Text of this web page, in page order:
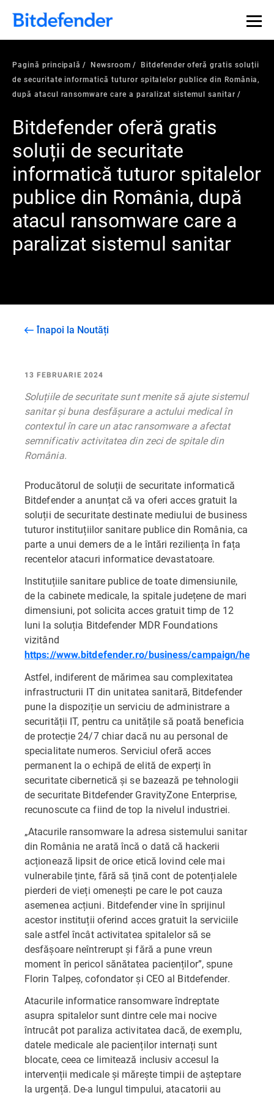
Pagină principală Newsroom
Bitdefender oferă gratis soluții
de securitate informatică tuturor spitalelor publice din România,
după atacul ransomware care a paralizat sistemul sanitar
Bitdefender oferă gratis
soluții de securitate
informatică tuturor spitalelor
publice din România, după
atacul ransomware care a
paralizat sistemul sanitar
Înapoi la Noutăți
13 FEBRUARIE 2024
Soluțiile de securitate sunt menite să ajute sistemul
sanitar și buna desfășurare a actului medical în
contextul în care un atac ransomware a afectat
semnificativ activitatea din zeci de spitale din
România.
Producătorul de soluții de securitate informatică
Bitdefender a anunțat că va oferi acces gratuit la
soluții de securitate destinate mediului de business
tuturor instituțiilor sanitare publice din România, ca
parte a unui demers de a le întări reziliența în fața
recentelor atacuri informatice devastatoare.
Instituțiile sanitare publice de toate dimensiunile,
de la cabinete medicale, la spitale județene de mari
dimensiuni, pot solicita acces gratuit timp de 12
luni la soluția Bitdefender MDR Foundations
vizitând
https://www.bitdefender.ro/business/campaign/
Astfel, indiferent de mărimea sau complexitatea
infrastructurii IT din unitatea sanitară, Bitdefender
pune la dispoziție un serviciu de administrare a
securității IT, pentru ca unitățile să poată beneficia
de protecție 24/7 chiar dacă nu au personal de
specialitate numeros. Serviciul oferă acces
permanent la o echipă de elită de experți în
securitate cibernetică și se bazează pe tehnologii
de securitate Bitdefender GravityZone Enterprise,
recunoscute ca fiind de top la nivelul industriei.
„Atacurile ransomware la adresa sistemului sanitar
din România ne arată încă o dată că hackerii
acționează lipsit de orice etică lovind cele mai
vulnerabile ținte, fără să țină cont de potențialele
pierderi de vieți omenești pe care le pot cauza
asemenea acțiuni. Bitdefender vine în sprijinul
acestor instituții oferind acces gratuit la serviciile
sale astfel încât activitatea spitalelor să se
desfășoare neîntrerupt și fără a pune vreun
moment în pericol sănătatea pacienților”, spune
Florin Talpeș, cofondator și CEO al Bitdefender.
Atacurile informatice ransomware îndreptate
asupra spitalelor sunt dintre cele mai nocive
întrucât pot paraliza activitatea dacă, de exemplu,
datele medicale ale pacienților internați sunt
blocate, ceea ce limitează inclusiv accesul la
intervenții medicale și mărește timpii de așteptare
la urgență. De-a lungul timpului, atacatorii au